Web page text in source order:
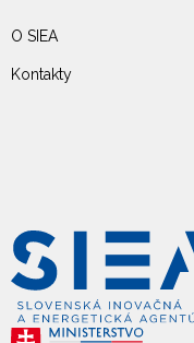
O SIEA
Kontakty